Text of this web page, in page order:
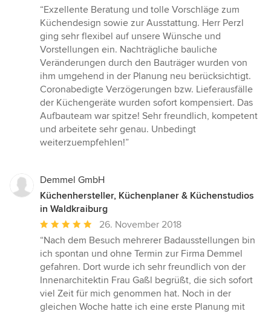
Bewertung:
5
von
5
Sternen
“Exzellente Beratung und tolle Vorschläge zum
Küchendesign sowie zur Ausstattung. Herr Perzl
ging sehr flexibel auf unsere Wünsche und
Vorstellungen ein. Nachträgliche bauliche
Veränderungen durch den Bauträger wurden von
ihm umgehend in der Planung neu berücksichtigt.
Coronabedigte Verzögerungen bzw. Lieferausfälle
der Küchengeräte wurden sofort kompensiert. Das
Aufbauteam war spitze! Sehr freundlich, kompetent
und arbeitete sehr genau. Unbedingt
weiterzuempfehlen!”
Demmel GmbH
Küchenhersteller, Küchenplaner & Küchenstudios
in Waldkraiburg
Durchschnittliche
Bewertung:
5
von
5
Sternen
26. November 2018
“Nach dem Besuch mehrerer Badausstellungen bin
ich spontan und ohne Termin zur Firma Demmel
gefahren. Dort wurde ich sehr freundlich von der
Innenarchitektin Frau Gaßl begrüßt, die sich sofort
viel Zeit für mich genommen hat. Noch in der
gleichen Woche hatte ich eine erste Planung mit